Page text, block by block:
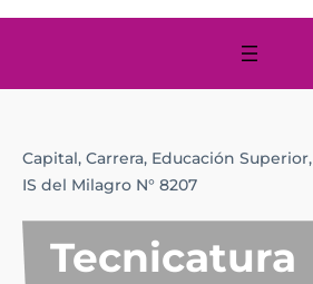
Capital, Carrera, Educación Superior,
IS del Milagro N° 8207
Tecnicatura